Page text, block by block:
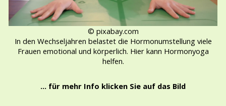
© pixabay.com
In den Wechseljahren belastet die Hormonumstellung viele
Frauen emotional und körperlich. Hier kann Hormonyoga
helfen.
... für mehr Info klicken Sie auf das Bild